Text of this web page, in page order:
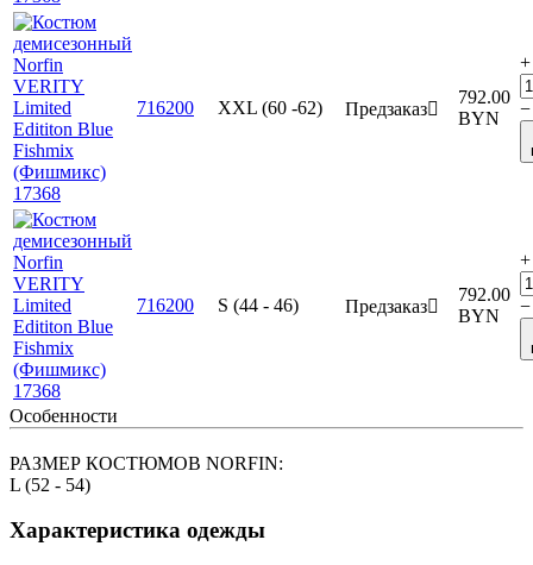
716200 XXL (60 -62) Предзаказ
792.00
BYN
+
−
716200 S (44 - 46) Предзаказ
792.00
BYN
+
−
Особенности
РАЗМЕР КОСТЮМОВ NORFIN:
L (52 - 54)
Характеристика одежды